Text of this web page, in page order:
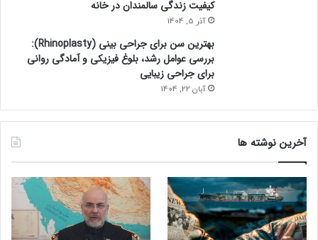
کیفیت زندگی سالمندان در خانه
آذر 5, 1404
بهترین سن برای جراحی بینی (Rhinoplasty):
بررسی عوامل رشد، بلوغ فیزیکی و آمادگی روانی
برای جراحی زیبایی
آبان 22, 1404
آخرین نوشته ها